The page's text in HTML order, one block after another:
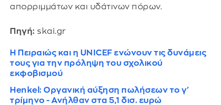
απορριμμάτων και υδάτινων πόρων.
Πηγή: skai.gr
Η Πειραιώς και η UNICEF ενώνουν τις δυνάμεις
τους για την πρόληψη του σχολικού
εκφοβισμού
Henkel: Οργανική αύξηση πωλήσεων το γ'
τρίμηνο - Ανήλθαν στα 5,1 δισ. ευρώ